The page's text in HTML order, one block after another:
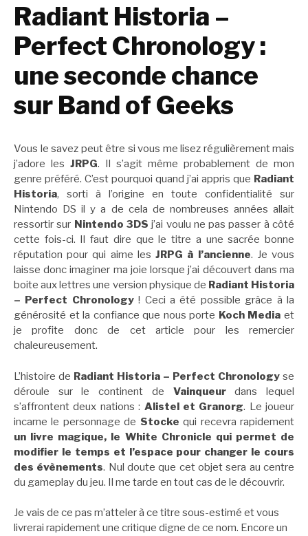
Radiant Historia –
Perfect Chronology :
une seconde chance
sur Band of Geeks
Vous le savez peut être si vous me lisez régulièrement mais
j’adore les JRPG. Il s’agit même probablement de mon
genre préféré. C’est pourquoi quand j’ai appris que Radiant
Historia, sorti à l’origine en toute confidentialité sur
Nintendo DS il y a de cela de nombreuses années allait
ressortir sur Nintendo 3DS j’ai voulu ne pas passer à côté
cette fois-ci. Il faut dire que le titre a une sacrée bonne
réputation pour qui aime lesJRPG à l’ancienne. Je vous
laisse donc imaginer ma joie lorsque j’ai découvert dans ma
boite aux lettres une version physique de Radiant Historia
– Perfect Chronology! Ceci a été possible grâce à la
générosité et la confiance que nous porte Koch Mediaet
je profite donc de cet article pour les remercier
chaleureusement.
L’histoire de Radiant Historia – Perfect Chronology se
déroule sur le continent de Vainqueurdans lequel
s’affrontent deux nations : Alistel et Granorg. Le joueur
incarne le personnage de Stockequi recevra rapidement
un livre magique, le White Chronicle qui permet de
modifier le temps et l’espace pour changer le cours
des évènements. Nul doute que cet objet sera au centre
du gameplay du jeu. Il me tarde en tout cas de le découvrir.
Je vais de ce pas m’atteler à ce titre sous-estimé et vous
livrerai rapidement une critique digne de ce nom. Encore un